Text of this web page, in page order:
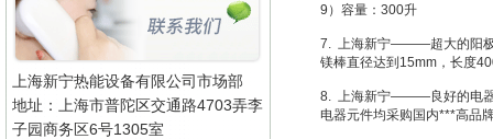
上海新宁热能设备有限公司市场部
地址：上海市普陀区交通路4703弄李
子园商务区6号1305室
9）容量：300升
7. 上海新宁———超大的阳
镁棒直径达到15mm，长度
8. 上海新宁———良好的电
电器元件均采购国内***高品